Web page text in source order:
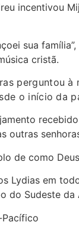
incentivou
sua
cristã.
perguntou
o início da
outras
de como
Lydias em
do Sudeste